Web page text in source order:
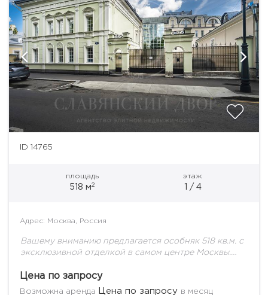
ID 14765
площадь
518 м2
этаж
1 / 4
Адрес: Москва, Россия
Вашему вниманию предлагается особняк 518 кв.м. с
эксклюзивной отделкой в самом центре Москвы.
уровень (цокольный этаж): Зал для приема гостей
Цена по запросу
Возможна аренда Цена по запросу в месяц